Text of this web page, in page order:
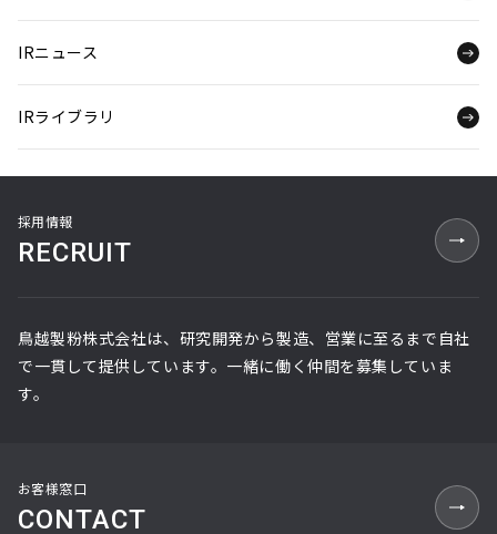
IRニュース
IRライブラリ
採用情報
RECRUIT
鳥越製粉株式会社は、研究開発から製造、営業に至るまで自社
で一貫して提供しています。一緒に働く仲間を募集していま
す。
お客様窓口
CONTACT